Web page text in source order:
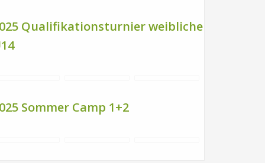
Qualifikationsturnier weibliche
Sommer Camp 1+2